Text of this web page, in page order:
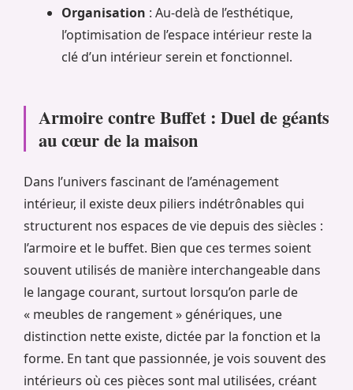
Organisation : Au-delà de l’esthétique,
l’optimisation de l’espace intérieur reste la
clé d’un intérieur serein et fonctionnel.
Armoire contre Buffet : Duel de géants
au cœur de la maison
Dans l’univers fascinant de l’aménagement
intérieur, il existe deux piliers indétrônables qui
structurent nos espaces de vie depuis des siècles :
l’armoire et le buffet. Bien que ces termes soient
souvent utilisés de manière interchangeable dans
le langage courant, surtout lorsqu’on parle de
« meubles de rangement » génériques, une
distinction nette existe, dictée par la fonction et la
forme. En tant que passionnée, je vois souvent des
intérieurs où ces pièces sont mal utilisées, créant